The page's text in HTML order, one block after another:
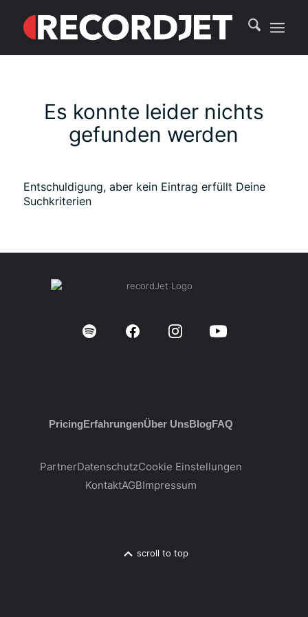
Es konnte leider nichts
gefunden werden
Entschuldigung, aber kein Eintrag erfüllt Deine
Suchkriterien
PricingErfahrungenÜber UnsBlogFAQ
PartnerDatenschutzCookie Einstellungen
KontaktAGBImpressum
scroll to top